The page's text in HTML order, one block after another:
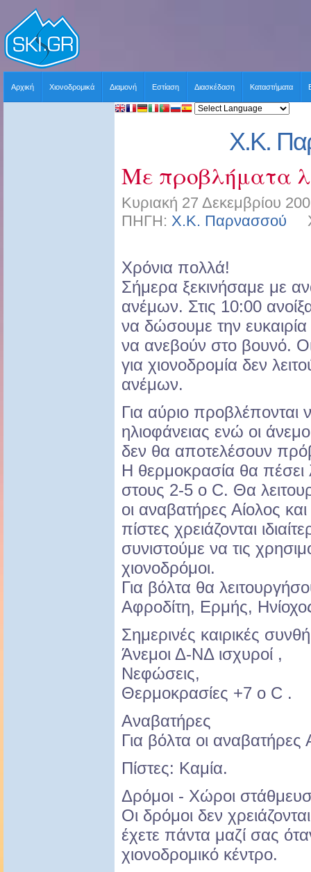
Αρχική Χιονοδρομικά Διαμονή Εστίαση Διασκέδαση Καταστήματα
Χ.Κ.
Με προβλήματα
Κυριακή 27 Δεκεμβρίου
ΠΗΓΗ: Χ.Κ. Παρνασσού
Χρόνια πολλά!
Σήμερα ξεκινήσαμε με
ανέμων. Στις 10:00
να δώσουμε την
να ανεβούν στο βουνό.
για χιονοδρομία δεν
ανέμων.
Για αύριο προβλέπονται
ηλιοφάνειας ενώ οι
δεν θα αποτελέσουν
Η θερμοκρασία θα πέσει
στους 2-5 ο C. Θα
οι αναβατήρες Αίολος
πίστες χρειάζονται
συνιστούμε να τις
χιονοδρόμοι.
Για βόλτα θα
Αφροδίτη, Ερμής,
Σημερινές καιρικές
Άνεμοι Δ-ΝΔ ισχυροί ,
Νεφώσεις,
Θερμοκρασίες +7 ο C .
Αναβατήρες
Για βόλτα οι
Πίστες: Καμία.
Δρόμοι - Χώροι
Οι δρόμοι δεν
έχετε πάντα μαζί σας
χιονοδρομικό κέντρο.